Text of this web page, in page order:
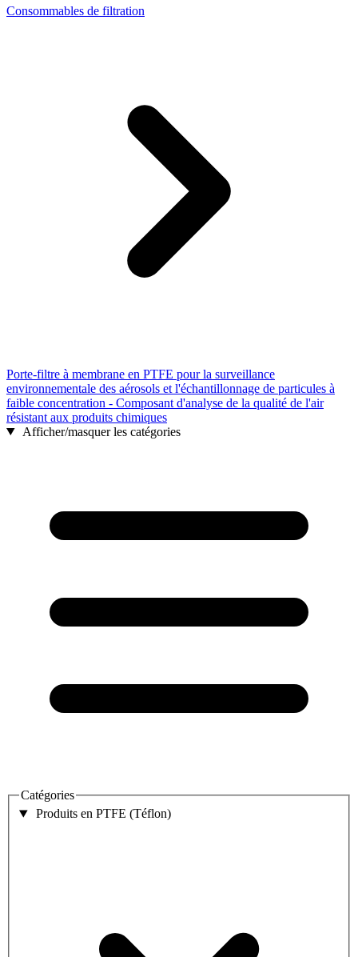
Consommables de filtration
Porte-filtre à membrane en PTFE pour la surveillance
environnementale des aérosols et l'échantillonnage de particules à
faible concentration - Composant d'analyse de la qualité de l'air
résistant aux produits chimiques
Afficher/masquer les catégories
Catégories
Produits en PTFE (Téflon)